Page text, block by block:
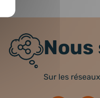
Sur les réseaux